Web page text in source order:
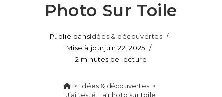
Photo Sur Toile
Publié dansIdées & découvertes
Mise à jourjuin 22, 2025
2 minutes de lecture
> Idées & découvertes >
J’ai testé : la photo sur toile